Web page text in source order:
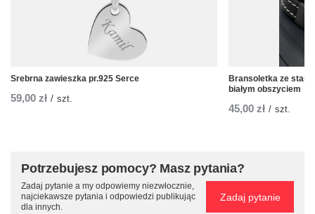
Srebrna zawieszka pr.925 Serce
59,00 zł / szt.
Bransoletka ze stali
białym obszyciem
45,00 zł / szt.
Potrzebujesz pomocy? Masz pytania?
Zadaj pytanie a my odpowiemy niezwłocznie,
najciekawsze pytania i odpowiedzi publikując
dla innych.
Zadaj pytanie